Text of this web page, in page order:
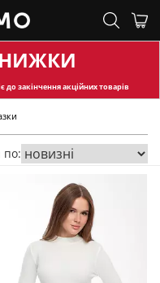
до закінчення акційних товарів
по: